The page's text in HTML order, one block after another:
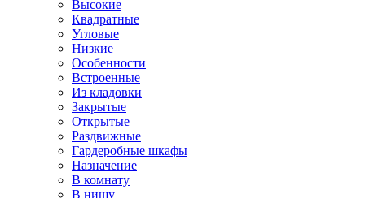
Высокие
Квадратные
Угловые
Низкие
Особенности
Встроенные
Из кладовки
Закрытые
Открытые
Раздвижные
Гардеробные шкафы
Назначение
В комнату
В нишу